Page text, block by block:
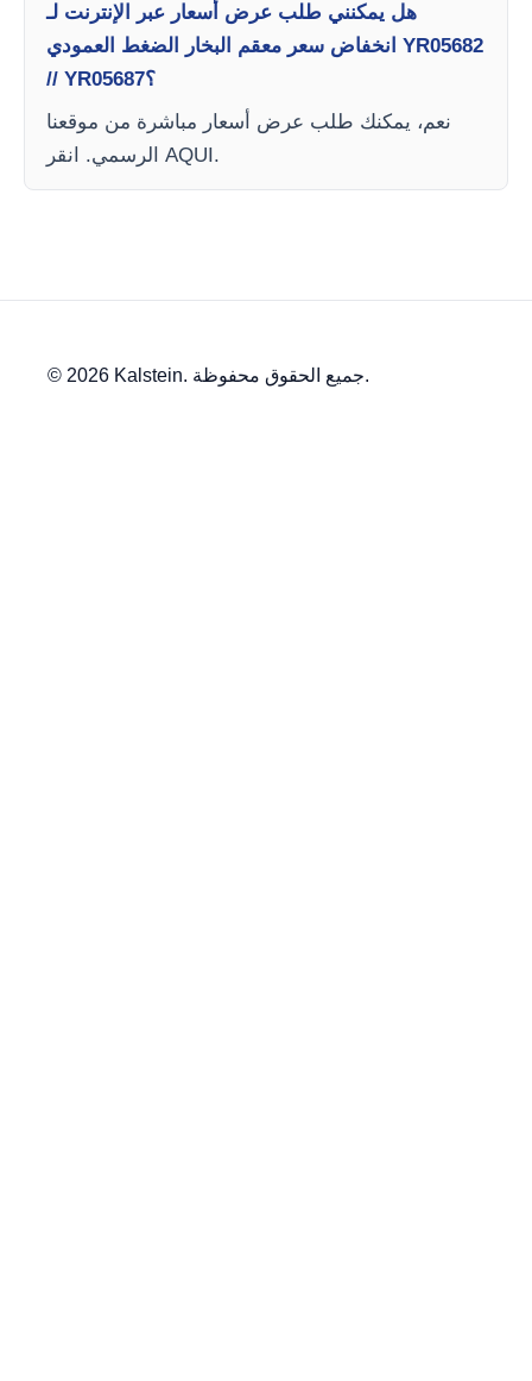
هل يمكنني طلب عرض أسعار عبر الإنترنت لـ
انخفاض سعر معقم البخار الضغط العمودي YR05682
// YR05687؟
نعم، يمكنك طلب عرض أسعار مباشرة من موقعنا
الرسمي. انقر AQUI.
© 2026 Kalstein. جميع الحقوق محفوظة.